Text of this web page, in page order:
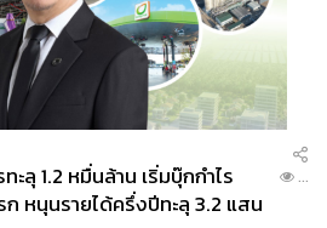
ะลุ 1.2 หมื่นล้าน เริ่มบุ๊กกำไร
ก หนุนรายได้ครึ่งปีทะลุ 3.2 แสน
...